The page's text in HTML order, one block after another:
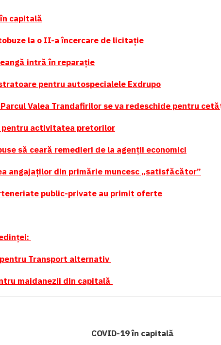
în capitală
la o II-a încercare de licitație
intră în reparație
pentru autospecialele Exdrupo
Valea Trandafirilor se va redeschide pentru
pentru activitatea pretorilor
să ceară remedieri de la agenții economici
angajaților din primărie muncesc „satisfăcător”
public-private au primit oferte
Transport alternativ
maidanezii din capitală
COVID-19 în capitală